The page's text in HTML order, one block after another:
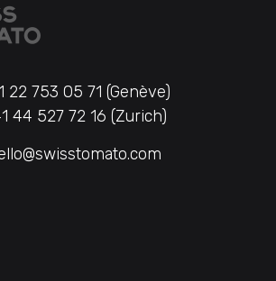
22 753 05 71 (Genève)
44 527 72 16 (Zurich)